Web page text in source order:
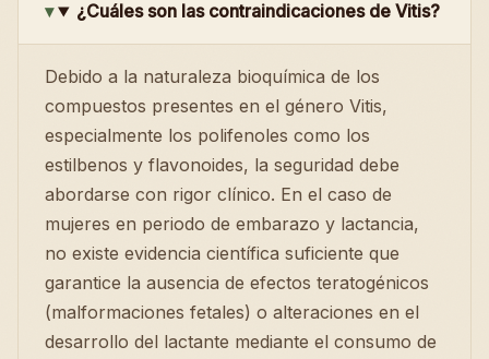
¿Cuáles son las contraindicaciones de Vitis?
Debido a la naturaleza bioquímica de los
compuestos presentes en el género Vitis,
especialmente los polifenoles como los
estilbenos y flavonoides, la seguridad debe
abordarse con rigor clínico. En el caso de
mujeres en periodo de embarazo y lactancia,
no existe evidencia científica suficiente que
garantice la ausencia de efectos teratogénicos
(malformaciones fetales) o alteraciones en el
desarrollo del lactante mediante el consumo de